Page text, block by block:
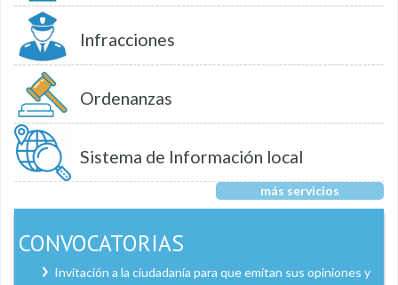
Infracciones
Ordenanzas
Sistema de Información local
más servicios
CONVOCATORIAS
Invitación a la ciudadanía para que emitan sus opiniones y